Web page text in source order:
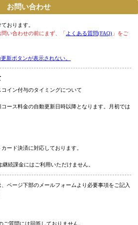
お問い合わせ
ております。
お問い合わせの前にまず、「よくある質問(FAQ)」
更新ボタンが表示されない。
コース料金の自動更新日時以降となります。月初
は継続課金にはご利用いただけません。
は、ページ下部のメールフォームより必要事項をご